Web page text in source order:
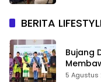
BERITA
Bujang
5 Agustus